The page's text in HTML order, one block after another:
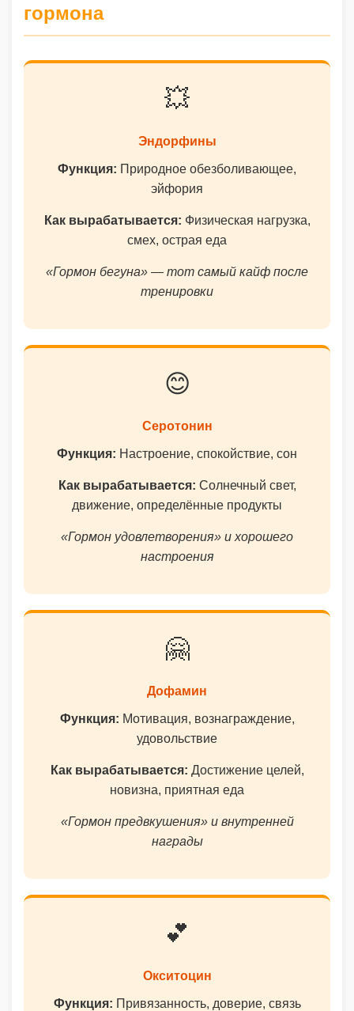
гормона
💥
Эндорфины
Функция: Природное обезболивающее,
эйфория
Как вырабатывается: Физическая нагрузка,
смех, острая еда
«Гормон бегуна» — тот самый кайф после
тренировки
😊
Серотонин
Функция: Настроение, спокойствие, сон
Как вырабатывается: Солнечный свет,
движение, определённые продукты
«Гормон удовлетворения» и хорошего
настроения
🤗
Дофамин
Функция: Мотивация, вознаграждение,
удовольствие
Как вырабатывается: Достижение целей,
новизна, приятная еда
«Гормон предвкушения» и внутренней
награды
💕
Окситоцин
Функция: Привязанность, доверие, связь